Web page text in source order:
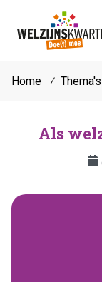
Home ⁄ Thema's
Als